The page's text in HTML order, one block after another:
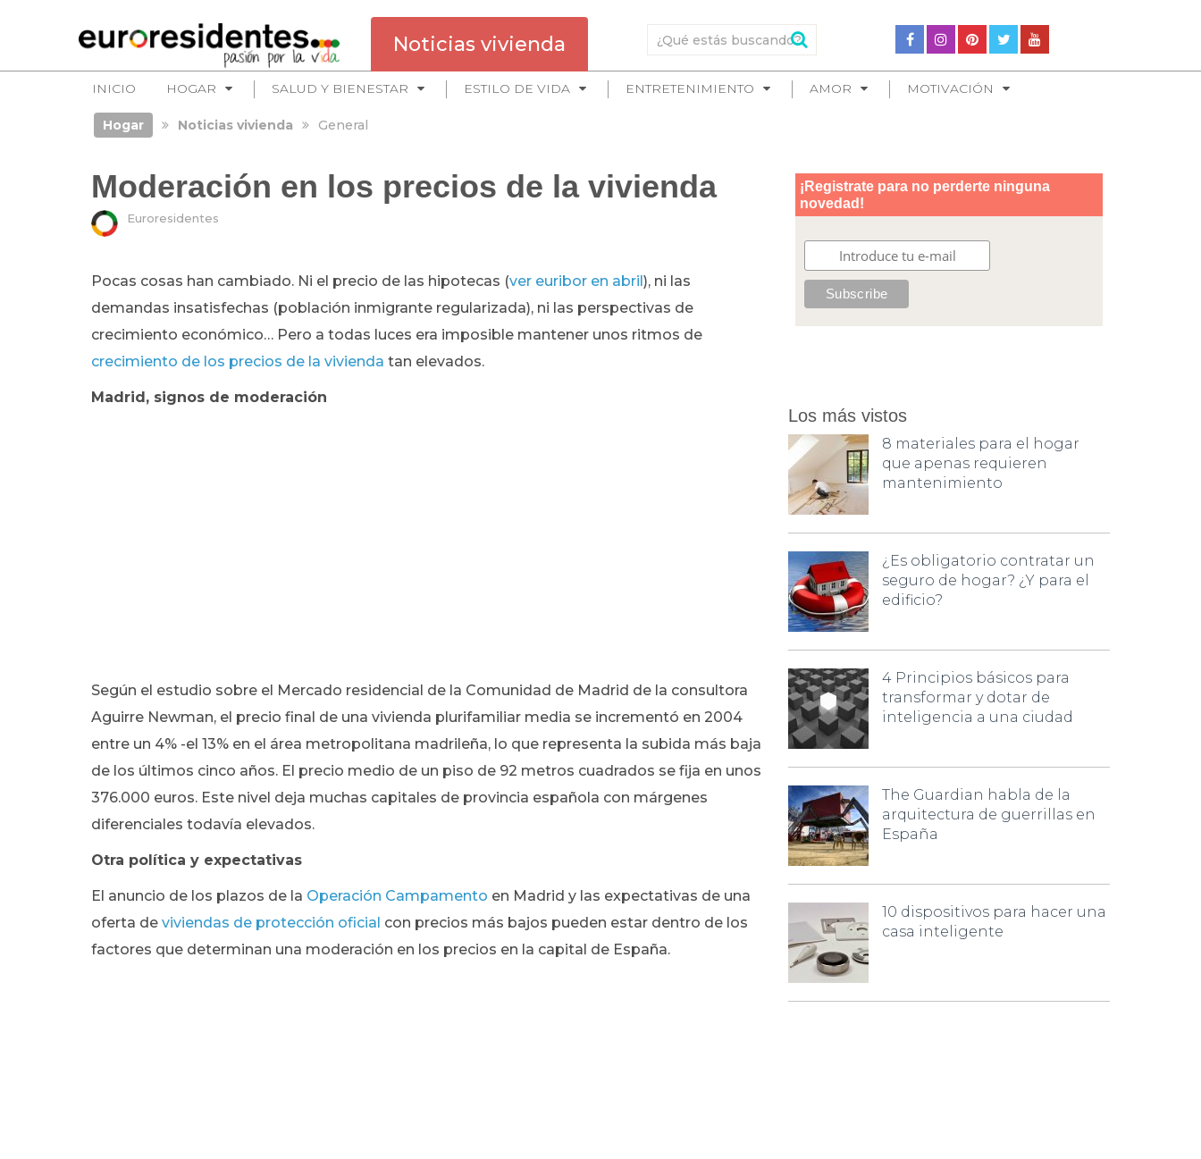
Noticias vivienda
INICIO HOGAR SALUD Y BIENESTAR ESTILO DE VIDA ENTRETENIMIENTO AMOR MOTIVACIÓN
Hogar Noticias vivienda General
Moderación en los precios de la vivienda
Euroresidentes
Pocas cosas han cambiado. Ni el precio de las hipotecas (ver euribor en abril), ni las
demandas insatisfechas (población inmigrante regularizada), ni las perspectivas de
crecimiento económico… Pero a todas luces era imposible mantener unos ritmos de
crecimiento de los precios de la vivienda tan elevados.
Madrid, signos de moderación
Según el estudio sobre el Mercado residencial de la Comunidad de Madrid de la consultora
Aguirre Newman, el precio final de una vivienda plurifamiliar media se incrementó en 2004
entre un 4% -el 13% en el área metropolitana madrileña, lo que representa la subida más baja
de los últimos cinco años. El precio medio de un piso de 92 metros cuadrados se fija en unos
376.000 euros. Este nivel deja muchas capitales de provincia española con márgenes
diferenciales todavía elevados.
Otra política y expectativas
El anuncio de los plazos de la Operación Campamento en Madrid y las expectativas de una
oferta de viviendas de protección oficial con precios más bajos pueden estar dentro de los
factores que determinan una moderación en los precios en la capital de España.
Los más vistos
8 materiales para el hogar
que apenas requieren
mantenimiento
¿Es obligatorio contratar un
seguro de hogar? ¿Y para el
edificio?
4 Principios básicos para
transformar y dotar de
inteligencia a una ciudad
The Guardian habla de la
arquitectura de guerrillas en
España
10 dispositivos para hacer una
casa inteligente